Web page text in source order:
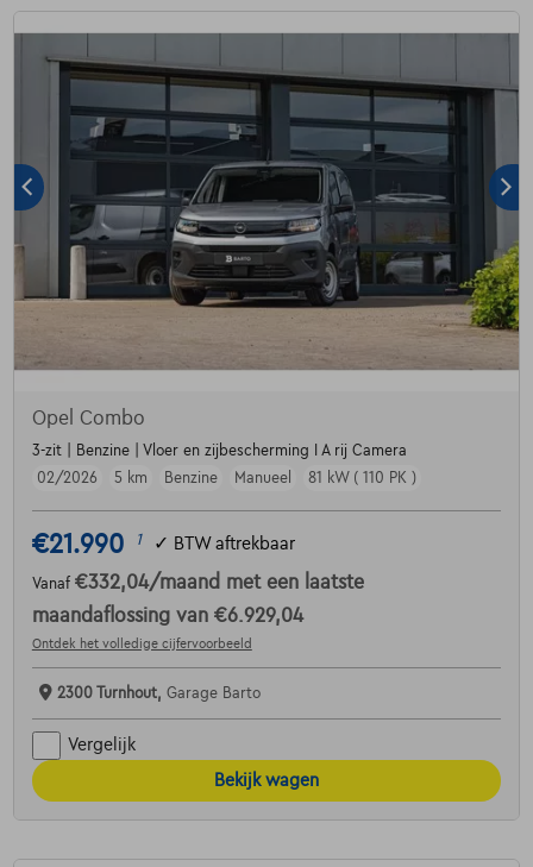
Opel Combo
3-zit | Benzine | Vloer en zijbescherming I A rij Camera
02/2026
5 km Benzine Manueel 81 kW ( 110 PK )
€21.990 1 ✓ BTW aftrekbaar
Vanaf €332,04/maand met een laatste
maandaflossing van €6.929,04
Ontdek het volledige cijfervoorbeeld
2300 Turnhout, Garage Barto
Vergelijk
Bekijk wagen